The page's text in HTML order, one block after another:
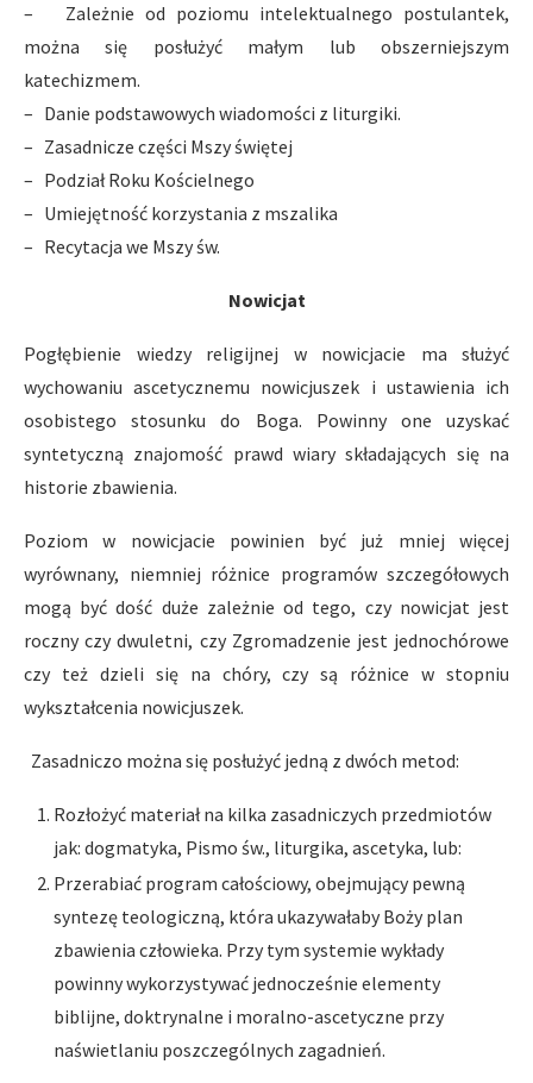
– Zależnie od poziomu intelektualnego postulantek,
można się posłużyć małym lub obszerniejszym
katechizmem.
– Danie podstawowych wiadomości z liturgiki.
– Zasadnicze części Mszy świętej
– Podział Roku Kościelnego
– Umiejętność korzystania z mszalika
– Recytacja we Mszy św.
Nowicjat
Pogłębienie wiedzy religijnej w nowicjacie ma służyć
wychowaniu ascetycznemu nowicjuszek i ustawienia ich
osobistego stosunku do Boga. Powinny one uzyskać
syntetyczną znajomość prawd wiary składających się na
historie zbawienia.
Poziom w nowicjacie powinien być już mniej więcej
wyrównany, niemniej różnice programów szczegółowych
mogą być dość duże zależnie od tego, czy nowicjat jest
roczny czy dwuletni, czy Zgromadzenie jest jednochórowe
czy też dzieli się na chóry, czy są różnice w stopniu
wykształcenia nowicjuszek.
Zasadniczo można się posłużyć jedną z dwóch metod:
Rozłożyć materiał na kilka zasadniczych przedmiotów
jak: dogmatyka, Pismo św., liturgika, ascetyka, lub:
Przerabiać program całościowy, obejmujący pewną
syntezę teologiczną, która ukazywałaby Boży plan
zbawienia człowieka. Przy tym systemie wykłady
powinny wykorzystywać jednocześnie elementy
biblijne, doktrynalne i moralno-ascetyczne przy
naświetlaniu poszczególnych zagadnień.